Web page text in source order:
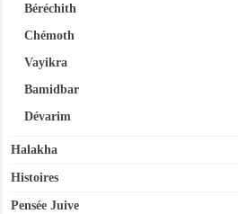
Béréchith
Chémoth
Vayikra
Bamidbar
Dévarim
Halakha
Histoires
Pensée Juive